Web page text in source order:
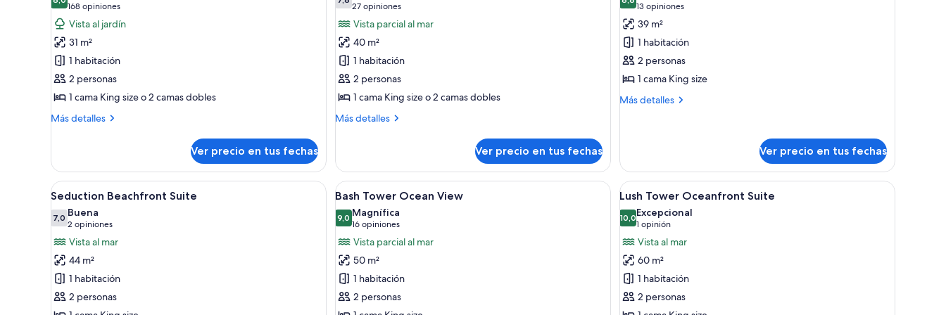
habitaciones
fotos
de
Trendy
Garden
View
8,0 de 10
168 opiniones
(168
opiniones)
Vista al jardín
31 m²
1 habitación
2 personas
1 cama King size o 2 camas dobles
Más detalles
Más
Garden
View
Ver precio en tus fechas
fotos
de
Trendy
Ocean
View
7,8 de 10
27 opiniones
(27
opiniones)
Vista parcial al mar
40 m²
1 habitación
2 personas
1 cama King size o 2 camas dobles
Más detalles
Más
Ocean
View
Ver precio en tus fechas
fotos
de
Plush
Jacuzzi
8,8 de 10
13 opiniones
(13
opiniones)
39 m²
1 habitación
2 personas
1 cama King size
Más detalles
Más
Ver precio en tus fechas
Ver
todas
las
fotos
de
Seduction
Beachfront
Suite
Un dormitorio moderno con un ventanal grande, una cama y vista a la playa.
5
Seduction Beachfront Suite
7,07,0 de 10
Buena
2 opiniones
(2
opiniones)
Vista al mar
44 m²
1 habitación
2 personas
Ver
todas
las
fotos
de
Bash
Tower
Ocean
Una habitación de hotel moderna con balcón que da al mar, con paredes de color amarillo brillante, una mesa de
5
Bash Tower Ocean View
9,09,0 de 10
Magnífica
16 opiniones
(16
opiniones)
Vista parcial al mar
50 m²
1 habitación
2 personas
Ver
todas
las
fotos
de
Lush
Tower
Oceanfront
Una pareja en una bañera en un balcón con
7
Lush Tower Oceanfront Suite
10,010,0 de 10
Excepcional
1 opinión
(1
opinión)
Vista al mar
60 m²
1 habitación
2 personas